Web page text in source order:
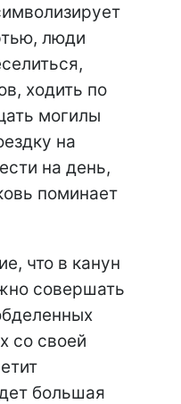
люди
ходить по
могилы
на
на день,
поминает
что в канун
совершать
со своей
большая